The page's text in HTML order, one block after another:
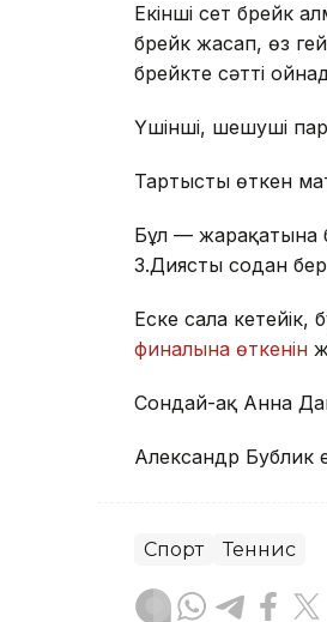
Екінші сет брейк
брейк жасап, өз
брейкте сәтті
Үшінші, шешуші
Тартысты өткен
Бұл — жарақатына
З.Диястың содан
Еске сала кетейік,
финалына өткенін
Сондай-ақ Анна
Александр Бублик
Спорт Теннис